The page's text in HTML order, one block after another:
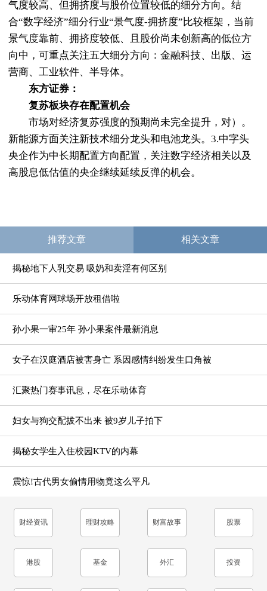
气度较高、但拥挤度与股价位置较低的细分方向。结
合“数字经济”细分行业“景气度-拥挤度”比较框架，当前
景气度靠前、拥挤度较低、且股价尚未创新高的低位方
向中，可重点关注五大细分方向：金融科技、出版、运
营商、工业软件、半导体。
东方证券：
复苏板块存在配置机会
市场对经济复苏强度的预期尚未完全提升，对）。
新能源方面关注新技术细分龙头和电池龙头。3.中字头
央企作为中长期配置方向配置，关注数字经济相关以及
高股息低估值的央企继续延续反弹的机会。
推荐文章 相关文章
揭秘地下人乳交易 吸奶和卖淫有何区别
乐动体育网球场开放租借啦
孙小果一审25年 孙小果案件最新消息
女子在汉庭酒店被害身亡 系因感情纠纷发生口角被
汇聚热门赛事讯息，尽在乐动体育
妇女与狗交配拔不出来 被9岁儿子拍下
揭秘女学生入住校园KTV的内幕
震惊!古代男女偷情用物竟这么平凡
财经资讯 理财攻略 财富故事 股票
港股 基金 外汇 投资